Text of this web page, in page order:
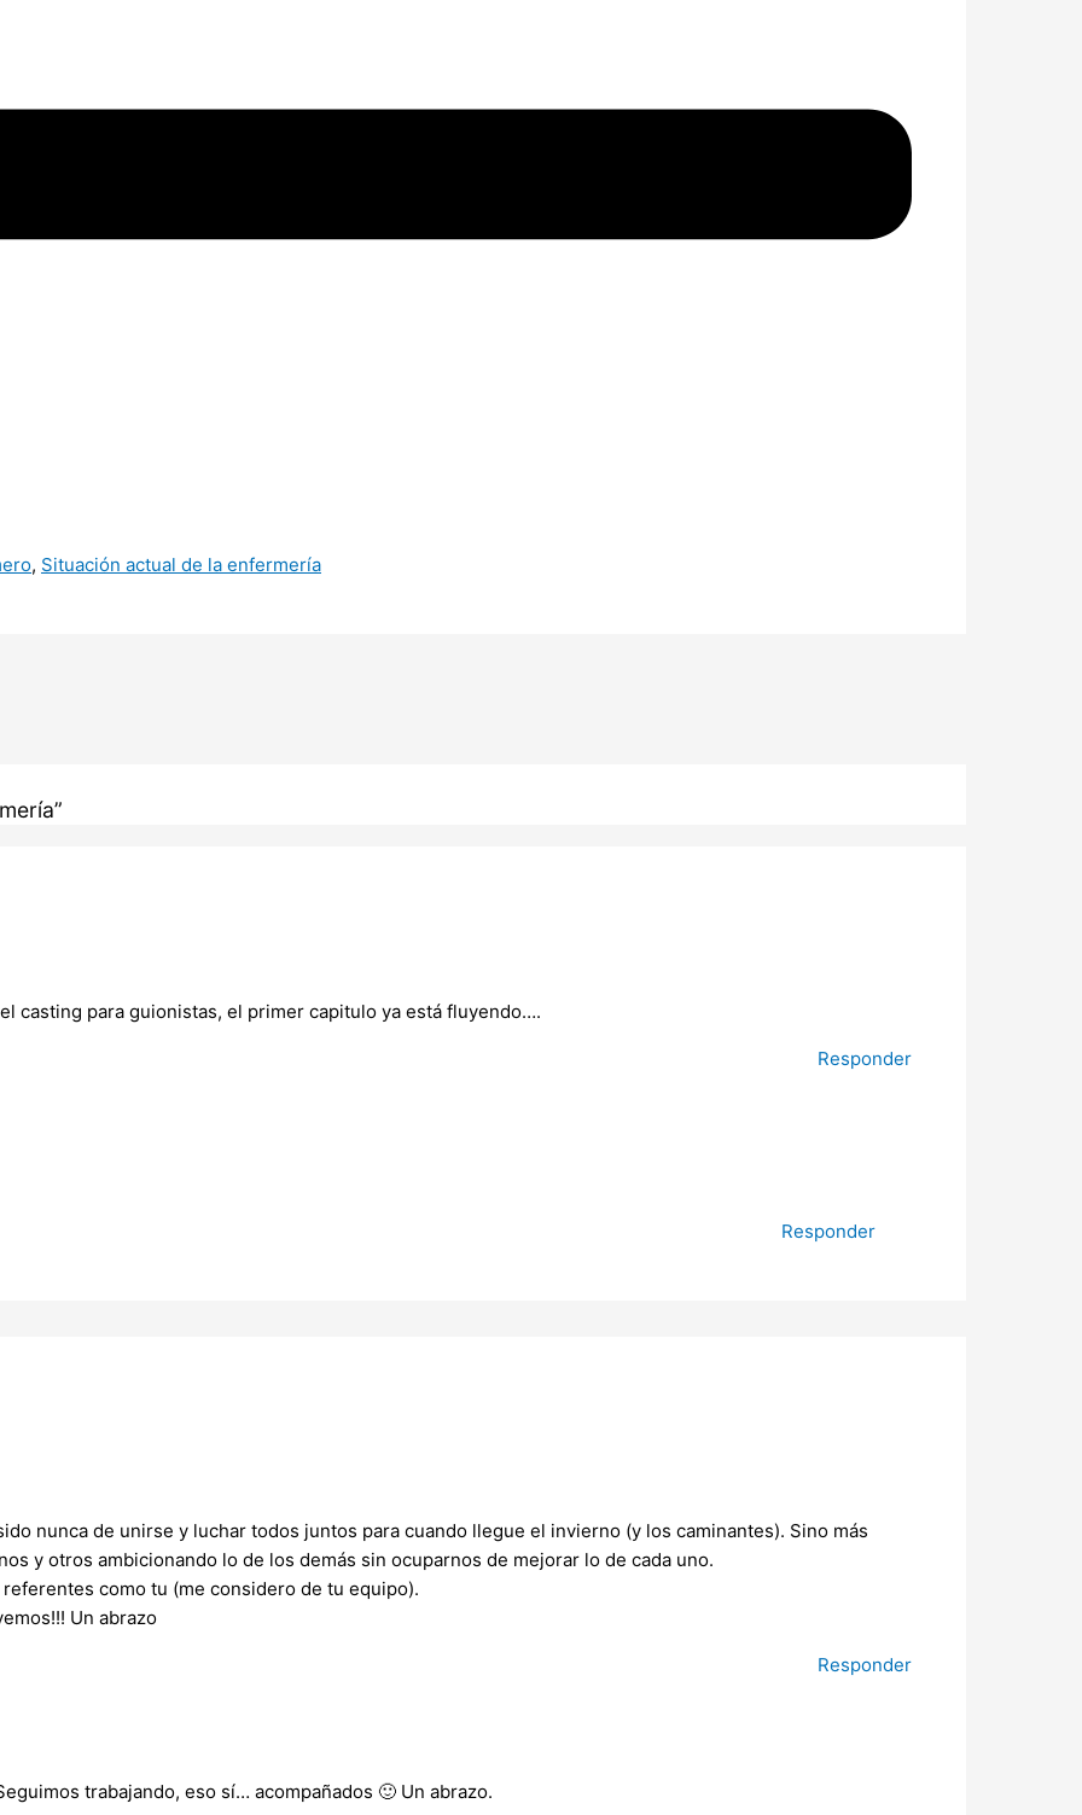
, Situación actual de la enfermería
casting para guionistas, el primer capitulo ya está fluyendo….
Responder
Responder
nunca de unirse y luchar todos juntos para cuando llegue el invierno (y los caminantes). Sino más
y otros ambicionando lo de los demás sin ocuparnos de mejorar lo de cada uno.
como tu (me considero de tu equipo).
Un abrazo
Responder
trabajando, eso sí… acompañados 🙂 Un abrazo.